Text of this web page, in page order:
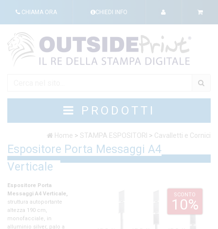
CHIAMA ORA CHIEDI INFO
PRODOTTI
Home > STAMPA ESPOSITORI > Cavalletti e Cornici
Espositore Porta Messaggi A4
Verticale
SCONTO
10%